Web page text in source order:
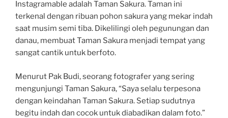
Instagramable adalah Taman Sakura. Taman ini
terkenal dengan ribuan pohon sakura yang mekar indah
saat musim semi tiba. Dikelilingi oleh pegunungan dan
danau, membuat Taman Sakura menjadi tempat yang
sangat cantik untuk berfoto.
Menurut Pak Budi, seorang fotografer yang sering
mengunjungi Taman Sakura, “Saya selalu terpesona
dengan keindahan Taman Sakura. Setiap sudutnya
begitu indah dan cocok untuk diabadikan dalam foto.”